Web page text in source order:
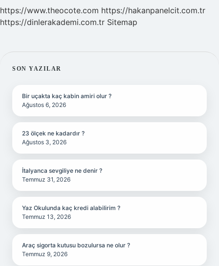
https://www.theocote.com https://hakanpanelcit.com.tr
https://dinlerakademi.com.tr Sitemap
SIDEBAR
SON YAZILAR
Bir uçakta kaç kabin amiri olur ?
Ağustos 6, 2026
23 ölçek ne kadardır ?
Ağustos 3, 2026
İtalyanca sevgiliye ne denir ?
Temmuz 31, 2026
Yaz Okulunda kaç kredi alabilirim ?
Temmuz 13, 2026
Araç sigorta kutusu bozulursa ne olur ?
Temmuz 9, 2026